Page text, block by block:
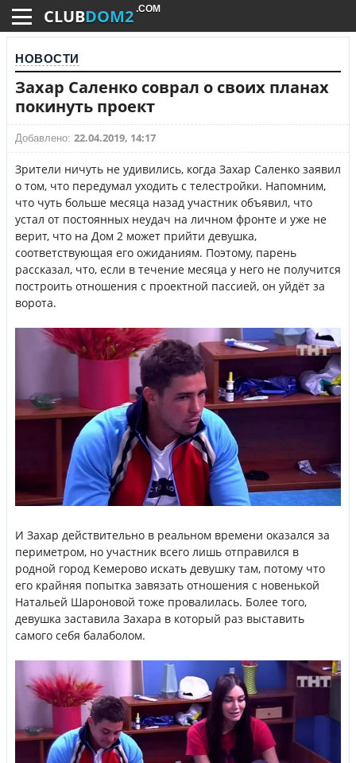
CLUBDOM2 .COM
НОВОСТИ
Захар Саленко соврал о своих планах
покинуть проект
Добавлено: 22.04.2019, 14:17
Зрители ничуть не удивились, когда Захар Саленко заявил
о том, что передумал уходить с телестройки. Напомним,
что чуть больше месяца назад участник объявил, что
устал от постоянных неудач на личном фронте и уже не
верит, что на Дом 2 может прийти девушка,
соответствующая его ожиданиям. Поэтому, парень
рассказал, что, если в течение месяца у него не получится
построить отношения с проектной пассией, он уйдёт за
ворота.
И Захар действительно в реальном времени оказался за
периметром, но участник всего лишь отправился в
родной город Кемерово искать девушку там, потому что
его крайняя попытка завязать отношения с новенькой
Натальей Шароновой тоже провалилась. Более того,
девушка заставила Захара в который раз выставить
самого себя балаболом.